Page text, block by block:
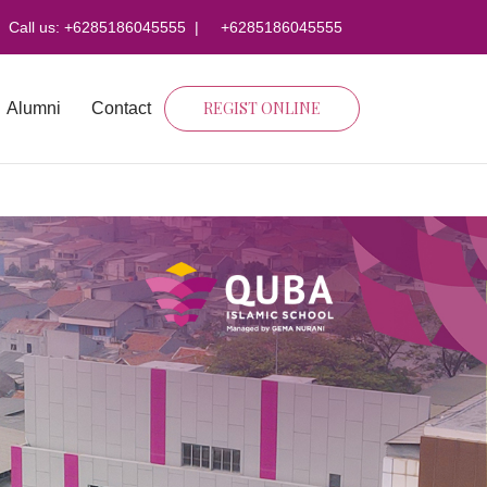
Call us: +6285186045555 | +6285186045555
Alumni Contact REGIST ONLINE